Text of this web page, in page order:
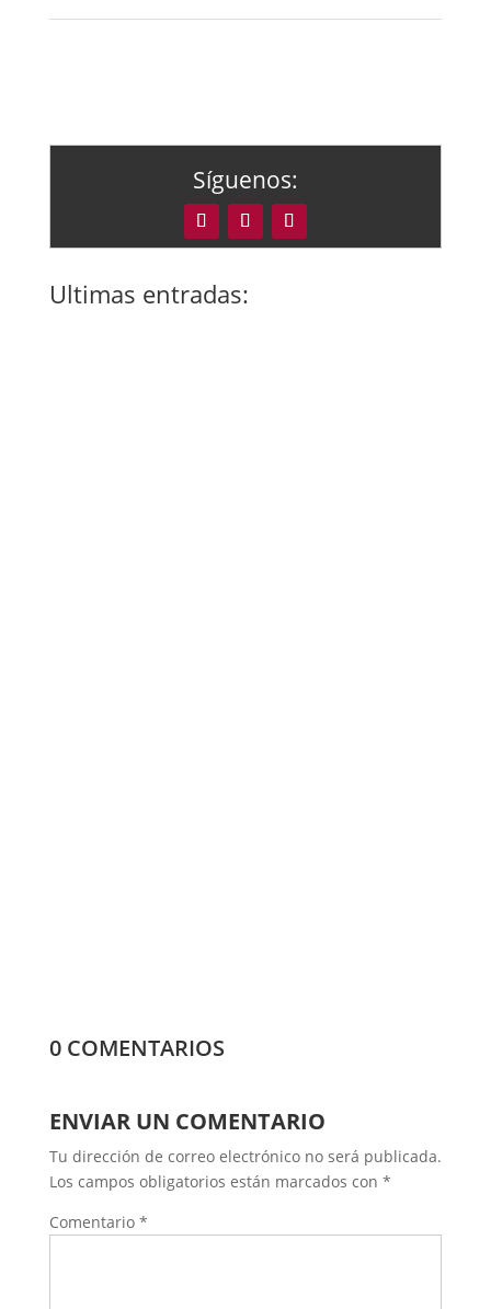
Síguenos:
Ultimas entradas:
0 COMENTARIOS
ENVIAR UN COMENTARIO
Tu dirección de correo electrónico no será publicada.
Los campos obligatorios están marcados con *
Comentario *